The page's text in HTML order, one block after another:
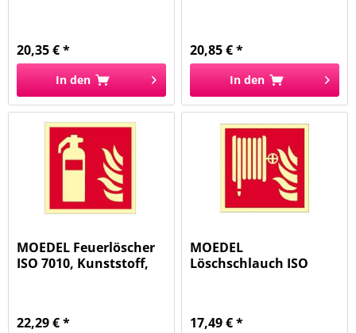
20,35 € *
In den
20,85 € *
In den
MOEDEL Feuerlöscher
ISO 7010, Kunststoff,
22,29 € *
MOEDEL
Löschschlauch ISO
17,49 € *